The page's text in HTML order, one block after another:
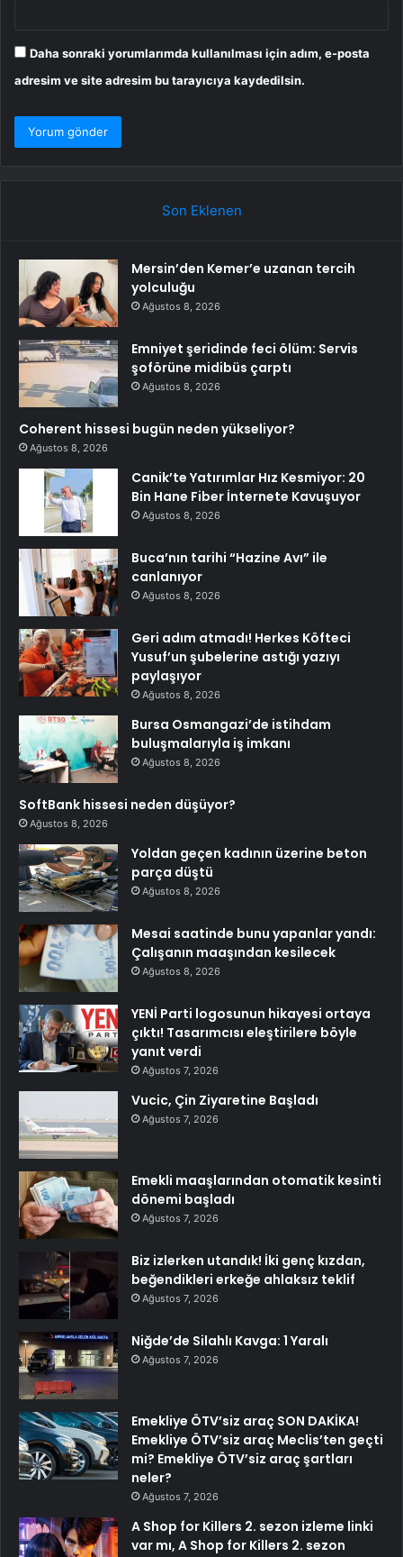
Daha sonraki yorumlarımda kullanılması için adım, e-posta
adresim ve site adresim bu tarayıcıya kaydedilsin.
Son Eklenen
Mersin’den Kemer’e uzanan tercih
yolculuğu
Ağustos 8, 2026
Emniyet şeridinde feci ölüm: Servis
şoförüne midibüs çarptı
Ağustos 8, 2026
Coherent hissesi bugün neden yükseliyor?
Ağustos 8, 2026
Canik’te Yatırımlar Hız Kesmiyor: 20
Bin Hane Fiber İnternete Kavuşuyor
Ağustos 8, 2026
Buca’nın tarihi “Hazine Avı” ile
canlanıyor
Ağustos 8, 2026
Geri adım atmadı! Herkes Köfteci
Yusuf’un şubelerine astığı yazıyı
paylaşıyor
Ağustos 8, 2026
Bursa Osmangazi’de istihdam
buluşmalarıyla iş imkanı
Ağustos 8, 2026
SoftBank hissesi neden düşüyor?
Ağustos 8, 2026
Yoldan geçen kadının üzerine beton
parça düştü
Ağustos 8, 2026
Mesai saatinde bunu yapanlar yandı:
Çalışanın maaşından kesilecek
Ağustos 8, 2026
YENİ Parti logosunun hikayesi ortaya
çıktı! Tasarımcısı eleştirilere böyle
yanıt verdi
Ağustos 7, 2026
Vucic, Çin Ziyaretine Başladı
Ağustos 7, 2026
Emekli maaşlarından otomatik kesinti
dönemi başladı
Ağustos 7, 2026
Biz izlerken utandık! İki genç kızdan,
beğendikleri erkeğe ahlaksız teklif
Ağustos 7, 2026
Niğde’de Silahlı Kavga: 1 Yaralı
Ağustos 7, 2026
Emekliye ÖTV’siz araç SON DAKİKA!
Emekliye ÖTV’siz araç Meclis’ten geçti
mi? Emekliye ÖTV’siz araç şartları
neler?
Ağustos 7, 2026
A Shop for Killers 2. sezon izleme linki
var mı, A Shop for Killers 2. sezon